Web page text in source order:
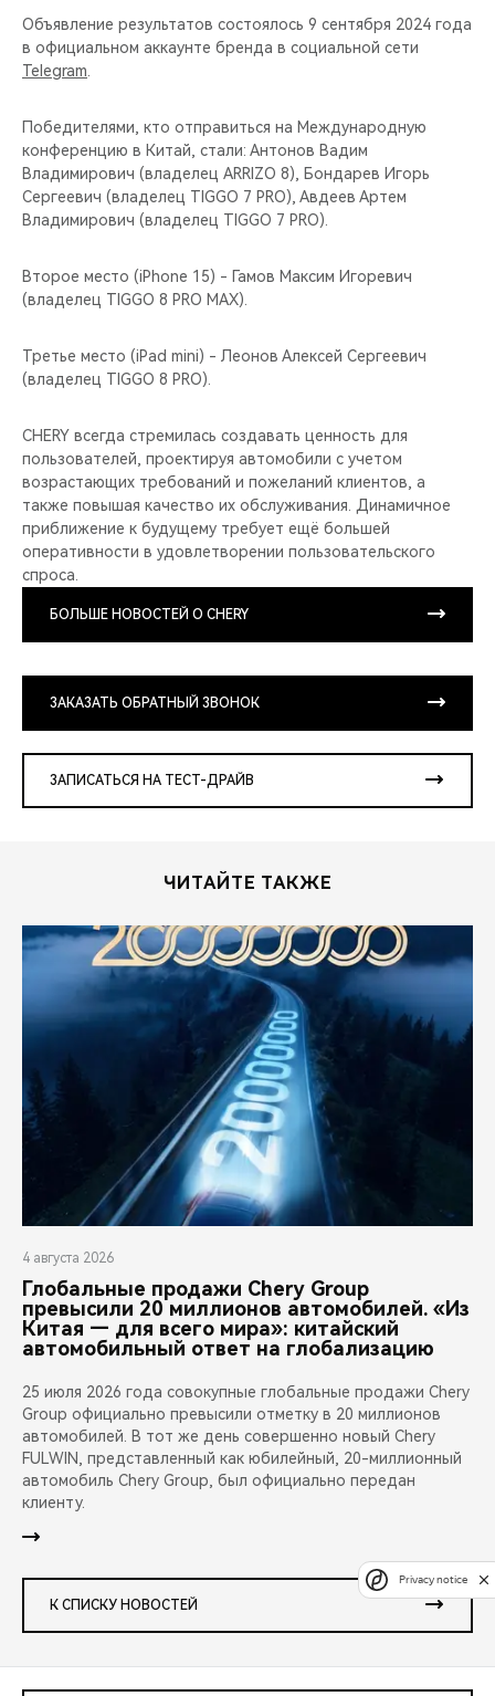
Объявление результатов состоялось 9 сентября 2024 года
в официальном аккаунте бренда в социальной сети
Telegram
Победителями, кто отправиться на Международную
конференцию в Китай, стали: Антонов Вадим
Владимирович (владелец ARRIZO 8), Бондарев Игорь
Сергеевич (владелец TIGGO 7 PRO), Авдеев Артем
Владимирович (владелец TIGGO 7 PRO).
Второе место (iPhone 15) - Гамов Максим Игоревич
(владелец TIGGO 8 PRO MAX).
Третье место (iPad mini) - Леонов Алексей Сергеевич
(владелец TIGGO 8 PRO).
CHERY всегда стремилась создавать ценность для
пользователей, проектируя автомобили с учетом
возрастающих требований и пожеланий клиентов, а
также повышая качество их обслуживания. Динамичное
приближение к будущему требует ещё большей
оперативности в удовлетворении пользовательского
спроса.
БОЛЬШЕ НОВОСТЕЙ О CHERY
ЗАКАЗАТЬ ОБРАТНЫЙ ЗВОНОК
ЗАПИСАТЬСЯ НА ТЕСТ-ДРАЙВ
ЧИТАЙТЕ ТАКЖЕ
4 августа 2026
Глобальные продажи Chery Group
превысили 20 миллионов автомобилей. «Из
Китая — для всего мира»: китайский
автомобильный ответ на глобализацию
25 июля 2026 года совокупные глобальные продажи Chery
Group официально превысили отметку в 20 миллионов
автомобилей. В тот же день совершенно новый Chery
FULWIN, представленный как юбилейный, 20-миллионный
автомобиль Chery Group, был официально передан
клиенту.
К СПИСКУ НОВОСТЕЙ
Privacy notice